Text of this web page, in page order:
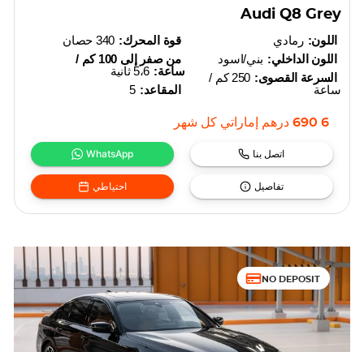
Audi Q8 Grey
قوة المحرك: 340 حصان
من صفر إلى 100 كم /
ساعة: 5،6 ثانية
المقاعد: 5
اللون: رمادي
اللون الداخلي: بني/اسود
السرعة القصوى:
250 كم /
ساعة
6 690 درهم إماراتي كل شهر
WhatsApp اتصل بنا
احتياطي تفاصيل
NO DEPOSIT